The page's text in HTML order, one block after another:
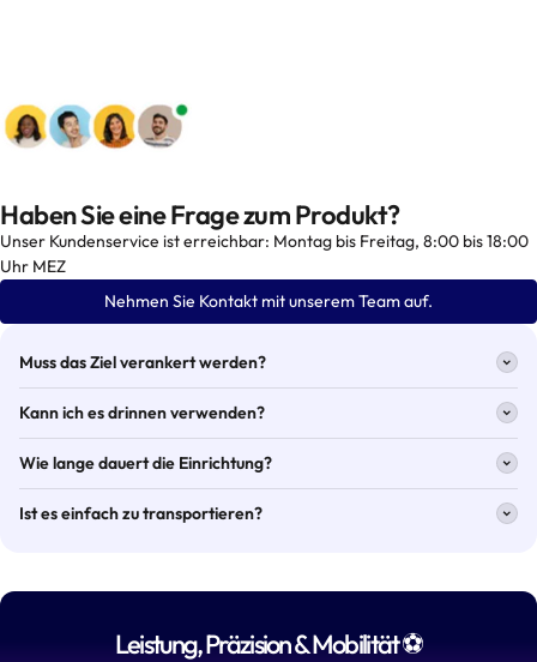
Haben Sie eine Frage zum Produkt?
Unser Kundenservice ist erreichbar: Montag bis Freitag, 8:00 bis 18:00
Uhr MEZ
Nehmen Sie Kontakt mit unserem Team auf.
Muss das Ziel verankert werden?
Kann ich es drinnen verwenden?
Wie lange dauert die Einrichtung?
Ist es einfach zu transportieren?
Leistung, Präzision & Mobilität ⚽